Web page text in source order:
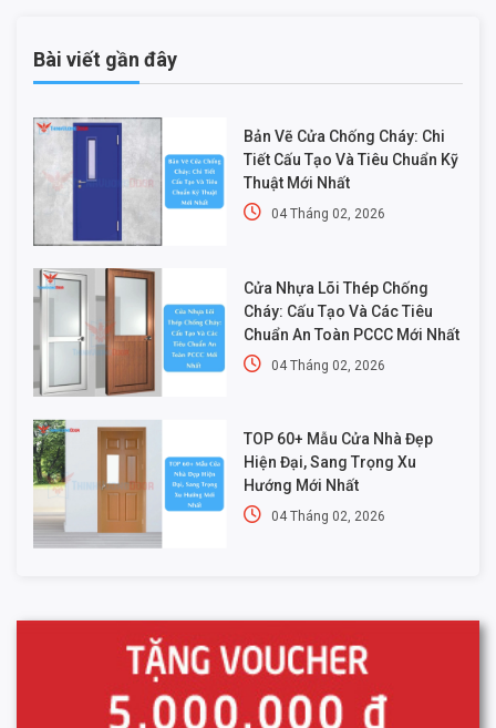
Bài viết gần đây
Bản Vẽ Cửa Chống Cháy: Chi
Tiết Cấu Tạo Và Tiêu Chuẩn Kỹ
Thuật Mới Nhất
04 Tháng 02, 2026
Cửa Nhựa Lõi Thép Chống
Cháy: Cấu Tạo Và Các Tiêu
Chuẩn An Toàn PCCC Mới Nhất
04 Tháng 02, 2026
TOP 60+ Mẫu Cửa Nhà Đẹp
Hiện Đại, Sang Trọng Xu
Hướng Mới Nhất
04 Tháng 02, 2026